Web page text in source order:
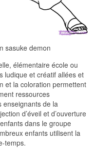
sasuke demon
élémentaire école ou
ludique et créatif allées et
et la coloration permettent
ressources
enseignants de la
d’éveil et d’ouverture
dans le groupe
enfants utilisent la
temps.